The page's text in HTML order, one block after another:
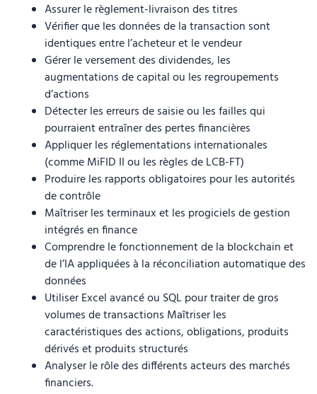
Assurer le règlement-livraison des titres
Vérifier que les données de la transaction sont
identiques entre l’acheteur et le vendeur
Gérer le versement des dividendes, les
augmentations de capital ou les regroupements
d’actions
Détecter les erreurs de saisie ou les failles qui
pourraient entraîner des pertes financières
Appliquer les réglementations internationales
(comme MiFID II ou les règles de LCB-FT)
Produire les rapports obligatoires pour les autorités
de contrôle
Maîtriser les terminaux et les progiciels de gestion
intégrés en finance
Comprendre le fonctionnement de la blockchain et
de l’IA appliquées à la réconciliation automatique des
données
Utiliser Excel avancé ou SQL pour traiter de gros
volumes de transactions Maîtriser les
caractéristiques des actions, obligations, produits
dérivés et produits structurés
Analyser le rôle des différents acteurs des marchés
financiers.